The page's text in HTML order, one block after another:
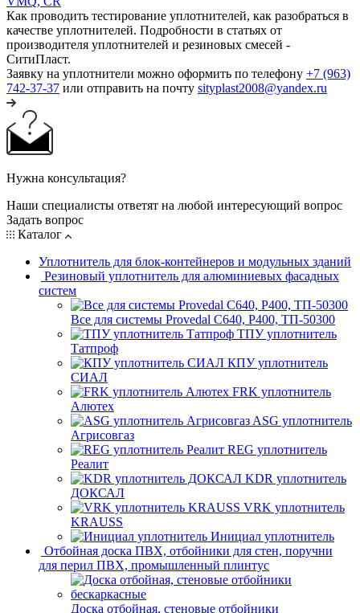
Как проводить тестирование уплотнителей, как разобраться в
качестве уплотнителей. Подробности в статьях от
производителя уплотнителей и резиновых смесей -
СитиПласт.
Заявку на уплотнители можно оформить по телефону +7 (963)
742-37-37 или отправить на почту sityplast2008@yandex.ru
Нужна консультация?
Наши специалисты ответят на любой интересующий вопрос
Задать вопрос
Каталог
Уплотнитель для блок-контейнеров и модульных зданий
Резиновый уплотнитель для алюминиевых фасадных
систем
Все для системы Provedal С640, Р400, ТП-50300
ТПУ уплотнитель
Татпроф
КПУ уплотнитель
СИАЛ
FRK уплотнитель
Алютех
ASG уплотнитель
Агрисовгаз
REG уплотнитель
Реалит
KDR уплотнитель
ДОКСАЛ
VRK уплотнитель
KRAUSS
Инициал уплотнитель
Отбойная доска ПВХ, отбойники для стен, поручни
для перил ПВХ, промышленный плинтус
Доска отбойная, стеновые отбойники